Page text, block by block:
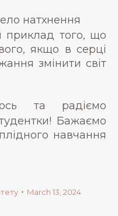
натхнення
приклад того, що
якщо в серці
змінити світ
та радіємо
Бажаємо
навчання
March 13, 2024